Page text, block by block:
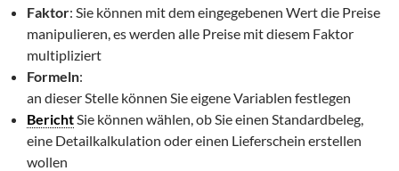
Faktor: Sie können mit dem eingegebenen Wert die Preise
manipulieren, es werden alle Preise mit diesem Faktor
multipliziert
Formeln:
an dieser Stelle können Sie eigene Variablen festlegen
BerichtSie können wählen, ob Sie einen Standardbeleg,
eine Detailkalkulation oder einen Lieferschein erstellen
wollen